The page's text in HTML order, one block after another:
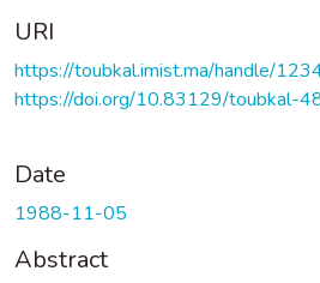
URI
https://toubkal.imist.ma/handle/
https://doi.org/10.83129/toubkal-
Date
1988-11-05
Abstract